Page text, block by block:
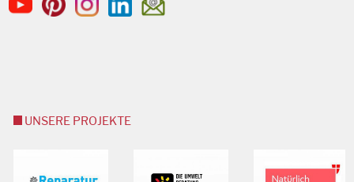
UNSERE PROJEKTE